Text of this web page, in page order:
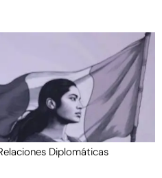
Diplomáticas